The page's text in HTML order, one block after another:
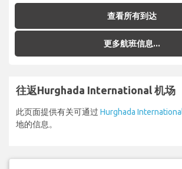
查看所有到达
更多航班信息...
往返Hurghada International 机场
此页面提供有关可通过 Hurghada
地的信息。